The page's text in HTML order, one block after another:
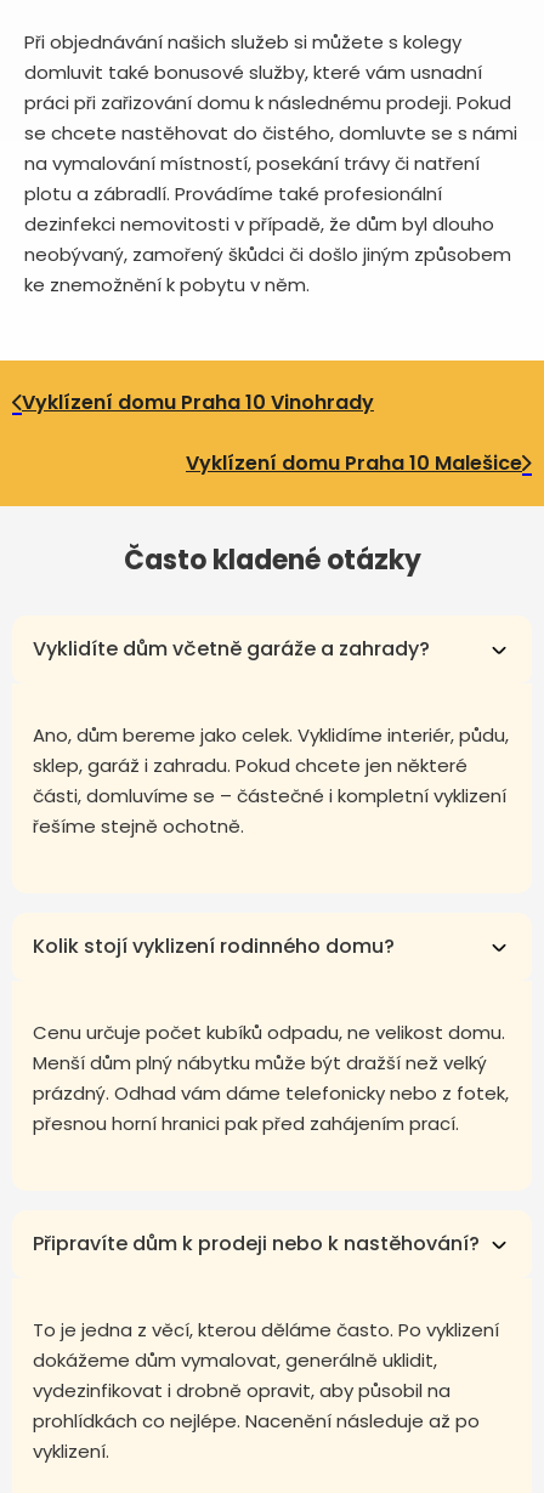
Při objednávání našich služeb si můžete s kolegy
domluvit také bonusové služby, které vám usnadní
práci při zařizování domu k následnému prodeji. Pokud
se chcete nastěhovat do čistého, domluvte se s námi
na vymalování místností, posekání trávy či natření
plotu a zábradlí. Provádíme také profesionální
dezinfekci nemovitosti v případě, že dům byl dlouho
neobývaný, zamořený škůdci či došlo jiným způsobem
ke znemožnění k pobytu v něm.
Vyklízení domu Praha 10 Vinohrady
Vyklízení domu Praha 10 Malešice
Často kladené otázky
Vyklidíte dům včetně garáže a zahrady?
Ano, dům bereme jako celek. Vyklidíme interiér, půdu,
sklep, garáž i zahradu. Pokud chcete jen některé
části, domluvíme se – částečné i kompletní vyklizení
řešíme stejně ochotně.
Kolik stojí vyklizení rodinného domu?
Cenu určuje počet kubíků odpadu, ne velikost domu.
Menší dům plný nábytku může být dražší než velký
prázdný. Odhad vám dáme telefonicky nebo z fotek,
přesnou horní hranici pak před zahájením prací.
Připravíte dům k prodeji nebo k nastěhování?
To je jedna z věcí, kterou děláme často. Po vyklizení
dokážeme dům vymalovat, generálně uklidit,
vydezinfikovat i drobně opravit, aby působil na
prohlídkách co nejlépe. Nacenění následuje až po
vyklizení.